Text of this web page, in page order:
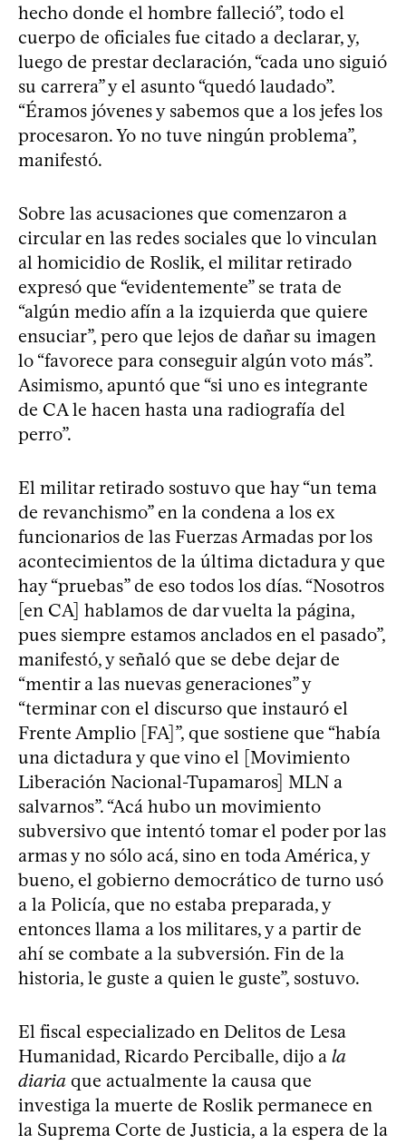
hecho donde el hombre falleció”, todo el
cuerpo de oficiales fue citado a declarar, y,
luego de prestar declaración, “cada uno siguió
su carrera” y el asunto “quedó laudado”.
“Éramos jóvenes y sabemos que a los jefes los
procesaron. Yo no tuve ningún problema”,
manifestó.
Sobre las acusaciones que comenzaron a
circular en las redes sociales que lo vinculan
al homicidio de Roslik, el militar retirado
expresó que “evidentemente” se trata de
“algún medio afín a la izquierda que quiere
ensuciar”, pero que lejos de dañar su imagen
lo “favorece para conseguir algún voto más”.
Asimismo, apuntó que “si uno es integrante
de CA le hacen hasta una radiografía del
perro”.
El militar retirado sostuvo que hay “un tema
de revanchismo” en la condena a los ex
funcionarios de las Fuerzas Armadas por los
acontecimientos de la última dictadura y que
hay “pruebas” de eso todos los días. “Nosotros
[en CA] hablamos de dar vuelta la página,
pues siempre estamos anclados en el pasado”,
manifestó, y señaló que se debe dejar de
“mentir a las nuevas generaciones” y
“terminar con el discurso que instauró el
Frente Amplio [FA]”, que sostiene que “había
una dictadura y que vino el [Movimiento
Liberación Nacional-Tupamaros] MLN a
salvarnos”. “Acá hubo un movimiento
subversivo que intentó tomar el poder por las
armas y no sólo acá, sino en toda América, y
bueno, el gobierno democrático de turno usó
a la Policía, que no estaba preparada, y
entonces llama a los militares, y a partir de
ahí se combate a la subversión. Fin de la
historia, le guste a quien le guste”, sostuvo.
El fiscal especializado en Delitos de Lesa
Humanidad, Ricardo Perciballe, dijo a la
diaria que actualmente la causa que
investiga la muerte de Roslik permanece en
la Suprema Corte de Justicia, a la espera de la